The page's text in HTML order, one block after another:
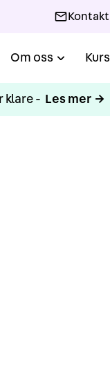
Om oss Kurs
klare - Les mer →